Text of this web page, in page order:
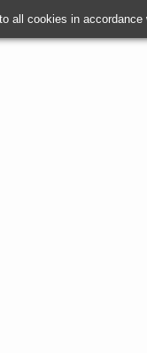
all cookies in